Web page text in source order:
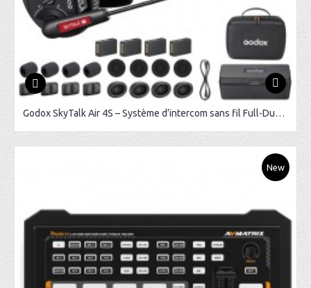
Godox SkyTalk Air 4S – Système d’intercom sans fil Full-Duplex
New